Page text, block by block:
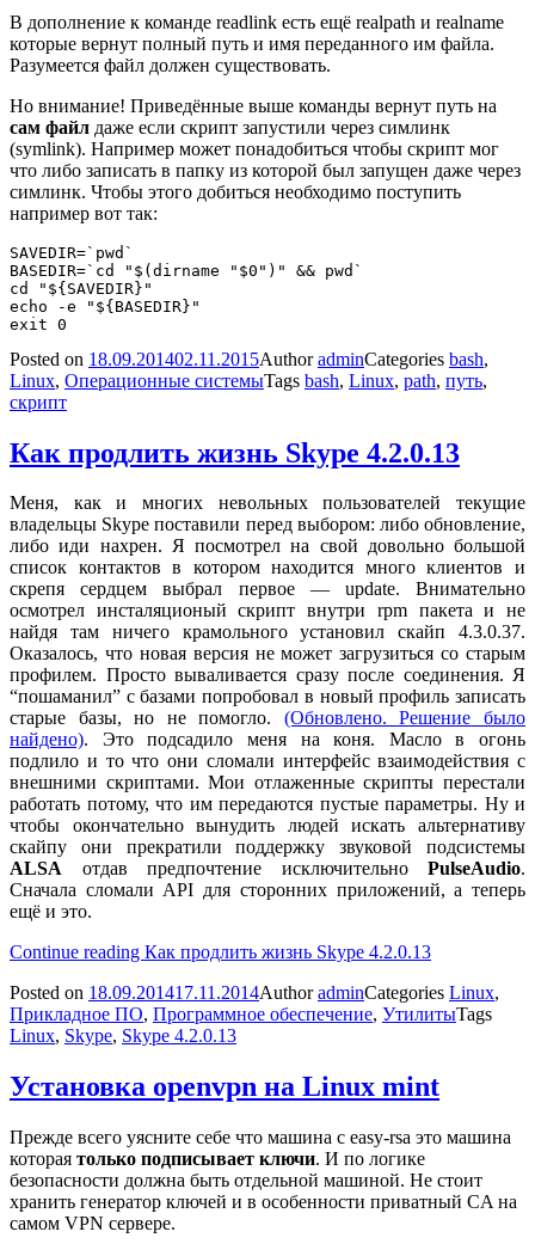
В дополнение к команде readlink есть ещё realpath и realname
которые вернут полный путь и имя переданного им файла.
Разумеется файл должен существовать.
Но внимание! Приведённые выше команды вернут путь на
сам файл даже если скрипт запустили через симлинк
(symlink). Например может понадобиться чтобы скрипт мог
что либо записать в папку из которой был запущен даже через
симлинк. Чтобы этого добиться необходимо поступить
например вот так:
SAVEDIR=`pwd`
BASEDIR=`cd "$(dirname "$0")" && pwd`
cd "${SAVEDIR}"
echo -e "${BASEDIR}"
Posted on 18.09.201402.11.2015AuthoradminCategories bash,
Linux, Операционные системыTags bash, Linux, path, путь,
скрипт
Как продлить жизнь Skype 4.2.0.13
Меня, как и многих невольных пользователей текущие
владельцы Skype поставили перед выбором: либо обновление,
либо иди нахрен. Я посмотрел на свой довольно большой
список контактов в котором находится много клиентов и
скрепя сердцем выбрал первое — update. Внимательно
осмотрел инсталяционый скрипт внутри rpm пакета и не
найдя там ничего крамольного установил скайп 4.3.0.37.
Оказалось, что новая версия не может загрузиться со старым
профилем. Просто вываливается сразу после соединения. Я
“пошаманил” с базами попробовал в новый профиль записать
старые базы, но не помогло. (Обновлено. Решение было
найдено). Это подсадило меня на коня. Масло в огонь
подлило и то что они сломали интерфейс взаимодействия с
внешними скриптами. Мои отлаженные скрипты перестали
работать потому, что им передаются пустые параметры. Ну и
чтобы окончательно вынудить людей искать альтернативу
скайпу они прекратили поддержку звуковой подсистемы
ALSA отдав предпочтение исключительно PulseAudio.
Сначала сломали API для сторонних приложений, а теперь
ещё и это.
Continue reading Как продлить жизнь Skype 4.2.0.13
Posted on 18.09.201417.11.2014AuthoradminCategories Linux,
Прикладное ПО, Программное обеспечение, УтилитыTags
Linux, Skype, Skype 4.2.0.13
Установка openvpn на Linux mint
Прежде всего уясните себе что машина с easy-rsa это машина
которая только подписывает ключи. И по логике
безопасности должна быть отдельной машиной. Не стоит
хранить генератор ключей и в особенности приватный CA на
самом VPN сервере.